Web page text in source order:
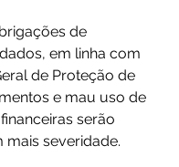
de
em linha com
de Proteção de
e mau uso de
serão
severidade.